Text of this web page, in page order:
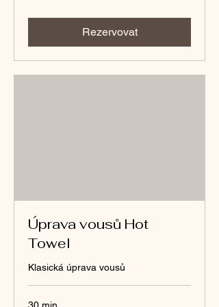
Rezervovat
Úprava vousů Hot
Towel
Klasická úprava vousů